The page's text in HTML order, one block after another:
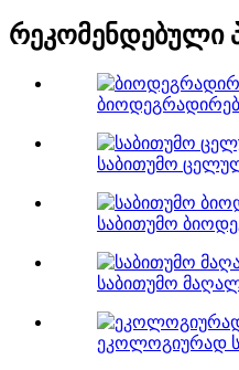
რეკომენდებული
საბითუმო
საბითუმო
საბითუმო
ეკოლოგიურად